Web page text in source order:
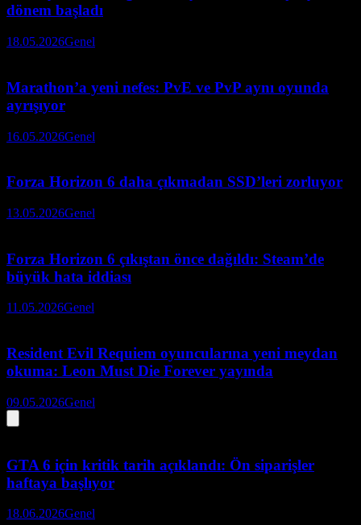
dönem başladı
18.05.2026Genel
Marathon’a yeni nefes: PvE ve PvP aynı oyunda
ayrışıyor
16.05.2026Genel
Forza Horizon 6 daha çıkmadan SSD’leri zorluyor
13.05.2026Genel
Forza Horizon 6 çıkıştan önce dağıldı: Steam’de
büyük hata iddiası
11.05.2026Genel
Resident Evil Requiem oyuncularına yeni meydan
okuma: Leon Must Die Forever yayında
09.05.2026Genel
GTA 6 için kritik tarih açıklandı: Ön siparişler
haftaya başlıyor
18.06.2026Genel